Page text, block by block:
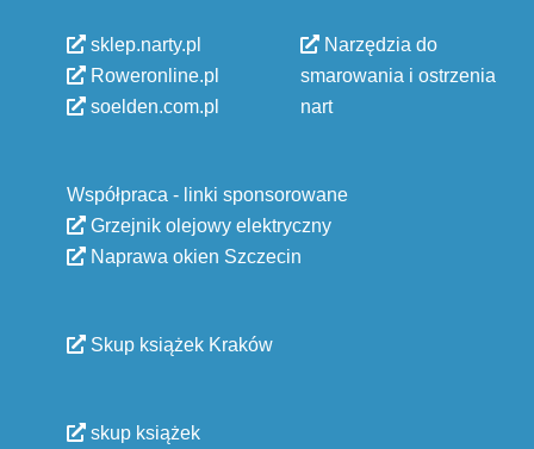
sklep.narty.pl
Roweronline.pl
soelden.com.pl
Narzędzia do
smarowania i ostrzenia
nart
Współpraca - linki sponsorowane
Grzejnik olejowy elektryczny
Naprawa okien Szczecin
Skup książek Kraków
skup książek